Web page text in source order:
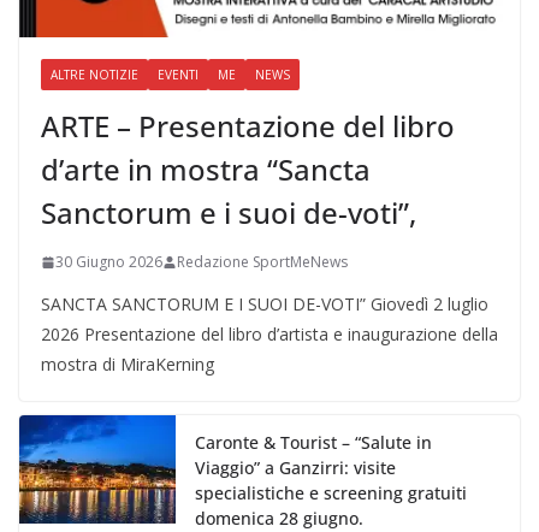
ALTRE NOTIZIE EVENTI ME NEWS
ARTE – Presentazione del libro
d’arte in mostra “Sancta
Sanctorum e i suoi de-voti”,
30 Giugno 2026 Redazione SportMeNews
SANCTA SANCTORUM E I SUOI DE-VOTI” Giovedì 2 luglio
2026 Presentazione del libro d’artista e inaugurazione della
mostra di MiraKerning
Caronte & Tourist – “Salute in
Viaggio” a Ganzirri: visite
specialistiche e screening gratuiti
domenica 28 giugno.